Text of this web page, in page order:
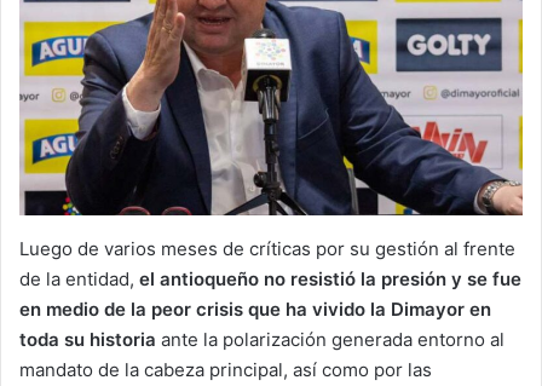
Luego de varios meses de críticas por su gestión al frente
de la entidad, el antioqueño no resistió la presión y se fue
en medio de la peor crisis que ha vivido la Dimayor en
toda su historia ante la polarización generada entorno al
mandato de la cabeza principal, así como por las